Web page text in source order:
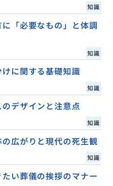
知識
「必要なもの」と体調
知識
に関する基礎知識
知識
デザインと注意点
知識
広がりと現代の死生観
知識
い葬儀の挨拶のマナー